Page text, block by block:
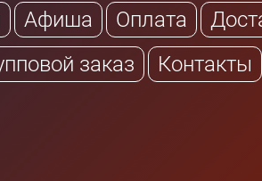
Афиша Оплата
заказ
Контакты